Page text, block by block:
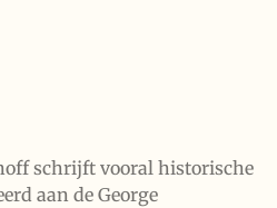
schrijft vooral historische
aan de George